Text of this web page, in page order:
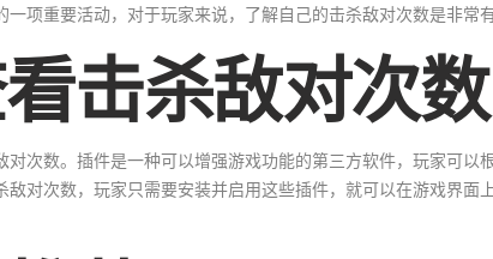
项重要活动，对于玩家来说，了解自己的击杀敌对次数是非常
击杀敌对次数
次数。插件是一种可以增强游戏功能的第三方软件，玩家可以
对次数，玩家只需要安装并启用这些插件，就可以在游戏界面